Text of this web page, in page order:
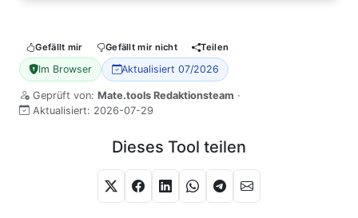
Gefällt mir Gefällt mir nicht Teilen
Im Browser Aktualisiert 07/2026
Geprüft von: Mate.tools Redaktionsteam ·
Aktualisiert: 2026-07-29
Dieses Tool teilen